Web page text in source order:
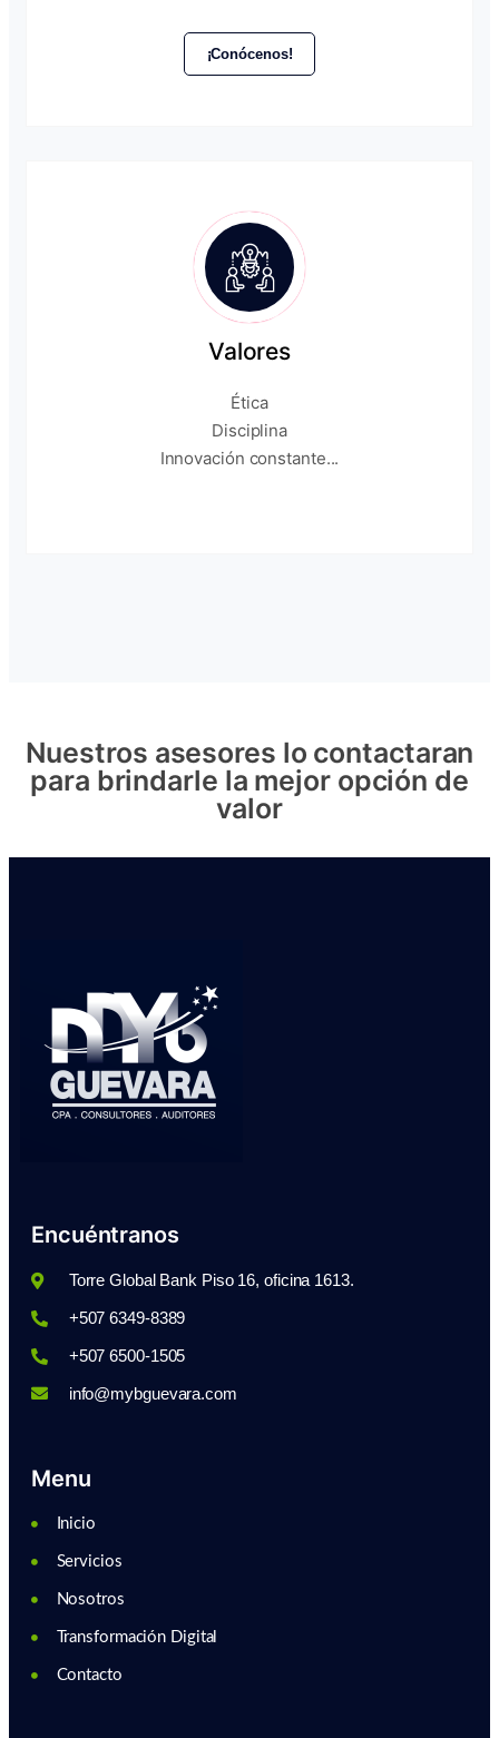
¡Conócenos!
Valores
Ética
Disciplina
Innovación constante...
Nuestros asesores lo contactaran
para brindarle la mejor opción de
valor
Encuéntranos
Torre Global Bank Piso 16, oficina 1613.
+507 6349-8389
+507 6500-1505
info@mybguevara.com
Menu
Inicio
Servicios
Nosotros
Transformación Digital
Contacto